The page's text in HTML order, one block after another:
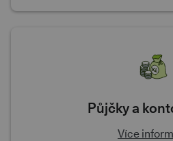
Půjčky a
Více